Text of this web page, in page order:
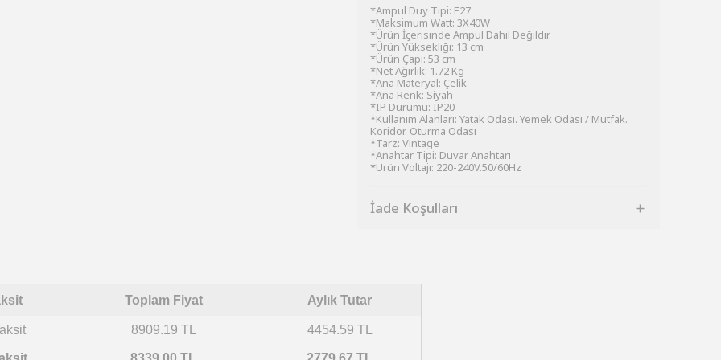
*Ampul Duy Tipi: E27
*Maksimum Watt: 3X40W
*Ürün İçerisinde Ampul Dahil Değildir.
*Ürün Yüksekliği: 13 cm
*Ürün Çapı: 53 cm
*Net Ağırlık: 1.72 Kg
*Ana Materyal: Çelik
*Ana Renk: Siyah
*IP Durumu: IP20
*Kullanım Alanları: Yatak Odası. Yemek Odası / Mutfak.
Koridor. Oturma Odası
*Tarz: Vintage
*Anahtar Tipi: Duvar Anahtarı
*Ürün Voltajı: 220-240V.50/60Hz
İade Koşulları
Toplam Fiyat Aylık Tutar
8909.19 TL 4454.59 TL